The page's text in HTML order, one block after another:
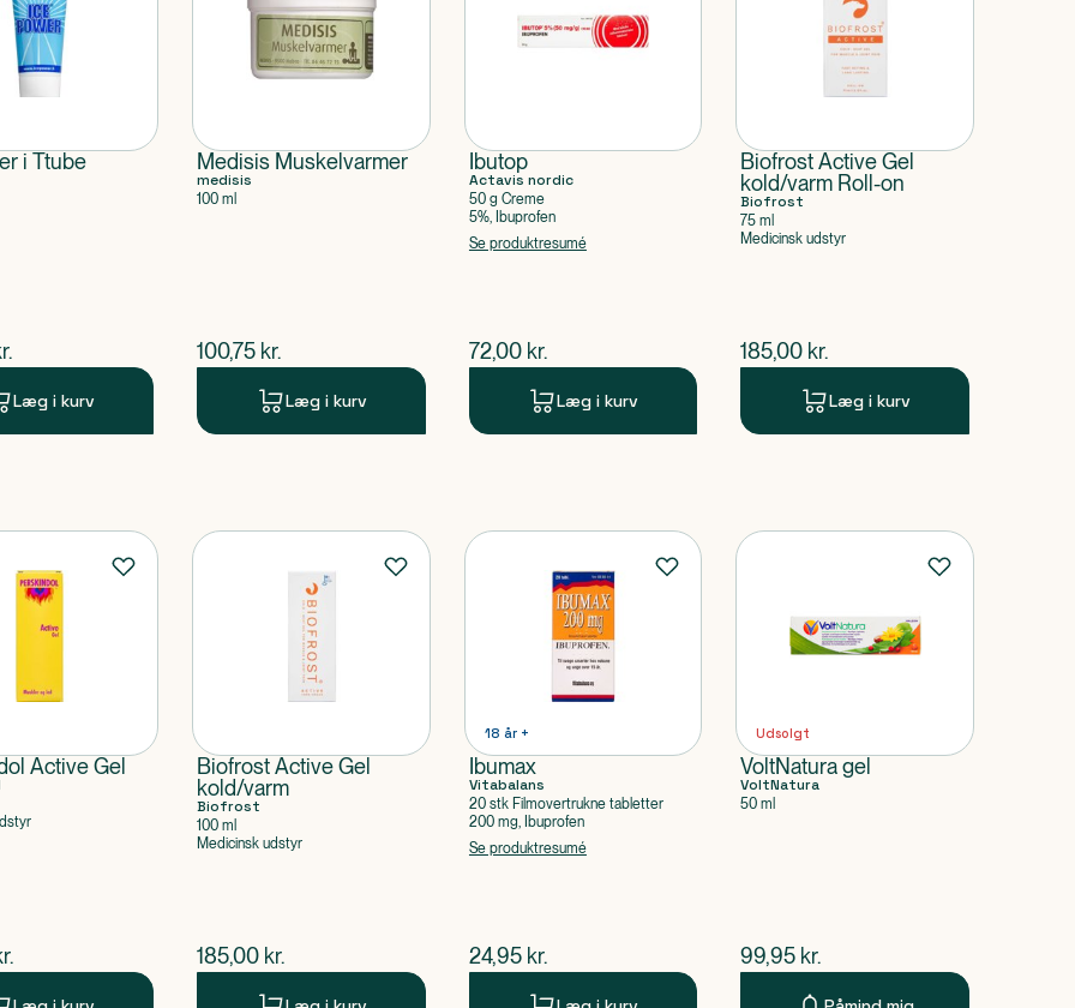
i Ttube
pris
Læg i kurv
Medisis Muskelvarmer
medisis
100 ml
$nuværende pris
100,75 kr.
Læg i kurv
Ibutop
Actavis nordic
50 g Creme
5%, Ibuprofen
Se produktresumé
$nuværende pris
72,00 kr.
Læg i kurv
Biofrost Active Gel
kold/varm Roll-on
Biofrost
75 ml
Medicinsk udstyr
$nuværende pris
185,00 kr.
Læg i kurv
Active Gel
pris
Biofrost Active Gel
kold/varm
Biofrost
100 ml
Medicinsk udstyr
$nuværende pris
185,00 kr.
18 år +
Ibumax
Vitabalans
20 stk Filmovertrukne tabletter
200 mg, Ibuprofen
Se produktresumé
$nuværende pris
24,95 kr.
Udsolgt
VoltNatura gel
VoltNatura
50 ml
$nuværende pris
99,95 kr.